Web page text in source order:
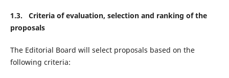
1.3. Criteria of evaluation, selection and ranking of the
proposals
The Editorial Board will select proposals based on the
following criteria: